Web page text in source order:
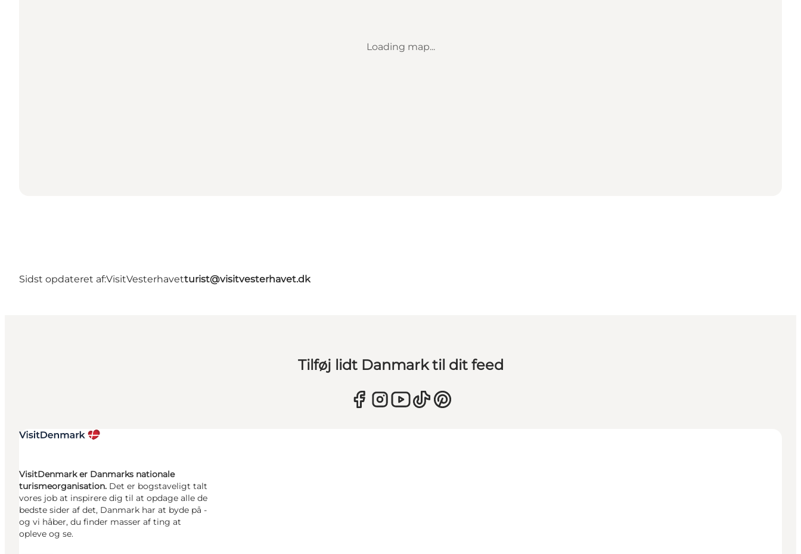
Loading map...
Sidst opdateret af:VisitVesterhavetturist@visitvesterhavet.dk
Tilføj lidt Danmark til dit feed
VisitDenmark er Danmarks nationale
turismeorganisation. Det er bogstaveligt talt
vores job at inspirere dig til at opdage alle de
bedste sider af det, Danmark har at byde på -
og vi håber, du finder masser af ting at
opleve og se.